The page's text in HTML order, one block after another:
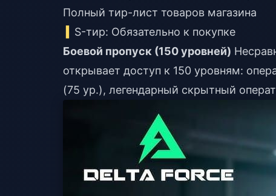
Полный тир-лист товаров магазина
S-тир: Обязательно к покупке
Боевой пропуск (150 уровней)
открывает доступ к 150 уровням:
(75 ур.), легендарный скрытный